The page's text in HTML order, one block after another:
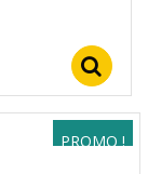
PROMO !